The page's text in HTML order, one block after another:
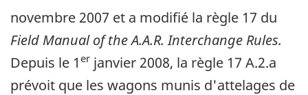
novembre 2007 et a modifié la règle 17 du
Field Manual of the A.A.R. Interchange Rules.
Depuis le 1 er janvier 2008, la règle 17 A.2.a
prévoit que les wagons munis d'attelages de